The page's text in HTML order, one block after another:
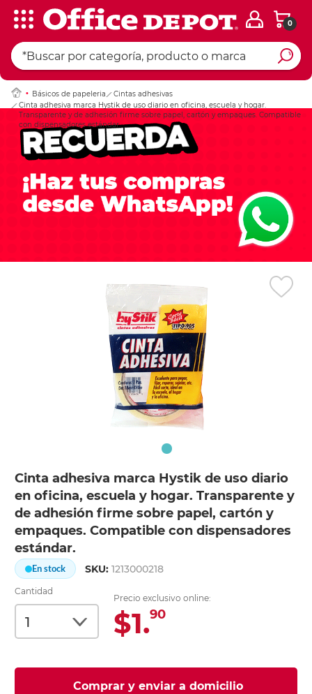
0
Básicos de papeleria
Cintas adhesivas
Cinta adhesiva marca Hystik de uso diario en oficina, escuela y hogar.
Transparente y de adhesión firme sobre papel, cartón y empaques. Compatible
con dispensadores estándar.
Cinta adhesiva marca Hystik de uso diario
en oficina, escuela y hogar. Transparente y
de adhesión firme sobre papel, cartón y
empaques. Compatible con dispensadores
estándar.
En stock SKU:1213000218
Cantidad
Precio exclusivo online:
$1.90
Comprar y enviar a domicilio
Ingresar Codigo